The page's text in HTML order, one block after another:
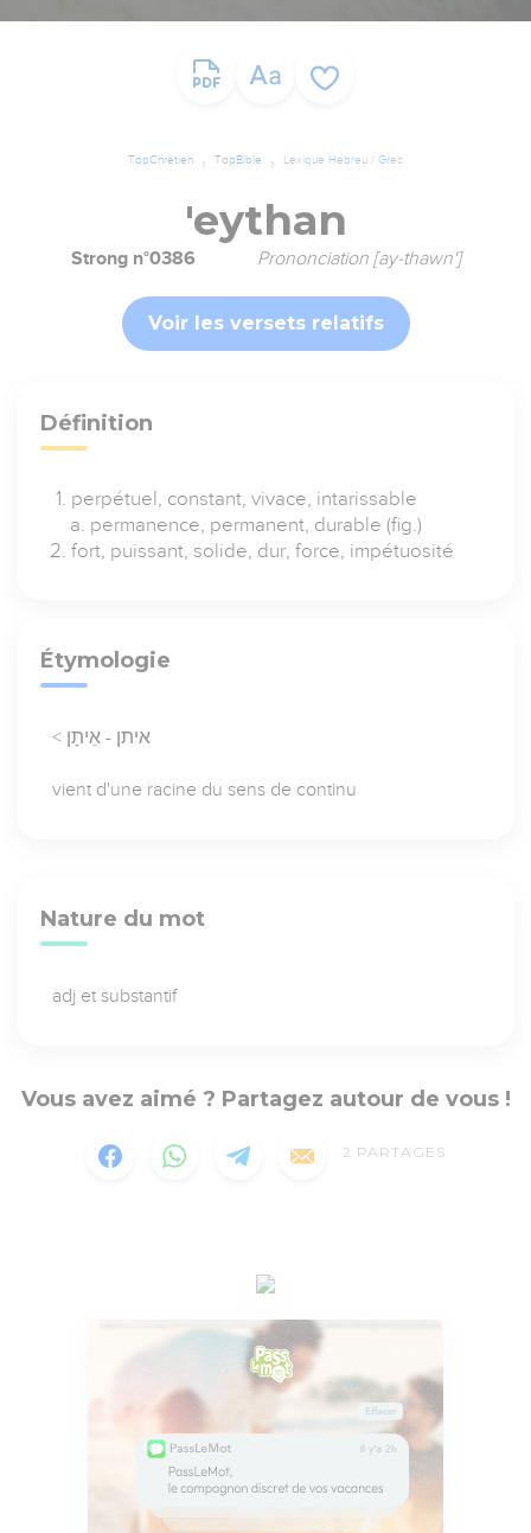
TopChrétien TopBible Lexique Hébreu / Grec
'eythan
Strong n°0386 Prononciation [ay-thawn']
Voir les versets relatifs
Définition
perpétuel, constant, vivace, intarissable
permanence, permanent, durable (fig.)
fort, puissant, solide, dur, force, impétuosité
Étymologie
< איתן - אֵיתָן
vient d'une racine du sens de continu
Nature du mot
adj et substantif
Vous avez aimé ? Partagez autour de vous !
2 PARTAGES